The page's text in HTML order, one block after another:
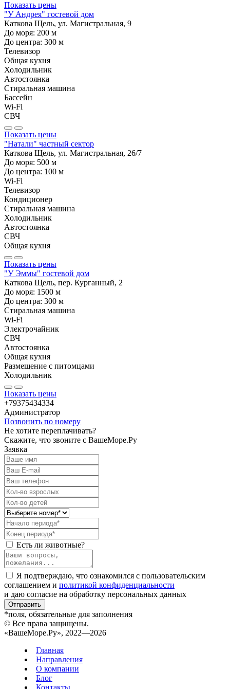
Показать цены
"У Андрея" гостевой дом
Каткова Щель, ул. Магистральная, 9
До моря: 200 м
До центра: 300 м
Телевизор
Общая кухня
Холодильник
Автостоянка
Стиральная машина
Бассейн
Wi-Fi
СВЧ
Показать цены
"Натали" частный сектор
Каткова Щель, ул. Магистральная, 26/7
До моря: 500 м
До центра: 100 м
Wi-Fi
Телевизор
Кондиционер
Стиральная машина
Холодильник
Автостоянка
СВЧ
Общая кухня
Показать цены
"У Эммы" гостевой дом
Каткова Щель, пер. Курганный, 2
До моря: 1500 м
До центра: 300 м
Стиральная машина
Wi-Fi
Электрочайник
СВЧ
Автостоянка
Общая кухня
Размещение с питомцами
Холодильник
Показать цены
+79375434334
Администратор
Позвонить по номеру
Не хотите переплачивать?
Скажите, что звоните с ВашеМоре.Ру
Заявка
Есть ли животные?
Я подтверждаю, что ознакомился с пользовательским
соглашением и политикой конфиденциальности
и даю согласие на обработку персональных данных
Отправить
*поля, обязательные для заполнения
© Все права защищены.
«ВашеМоре.Ру», 2022—2026
Главная
Направления
О компании
Блог